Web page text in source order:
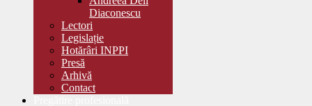
Diaconescu
Lectori
Legislație
Hotărâri INPPI
Presă
Arhivă
Contact